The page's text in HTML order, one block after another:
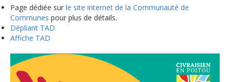
Page dédiée sur le site internet de la Communauté de
Communes pour plus de détails.
Dépliant TAD
Affiche TAD